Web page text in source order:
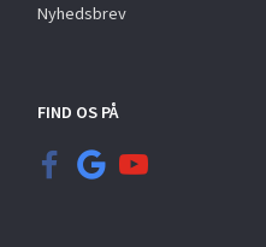
Nyhedsbrev
FIND OS PÅ